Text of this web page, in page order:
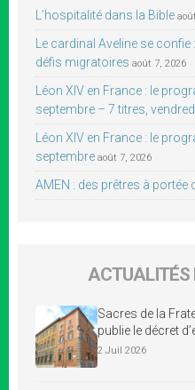
L’hospitalité dans la Bible
Le cardinal Aveline se
défis migratoires août 7, 2026
Léon XIV en France : le
septembre – 7 titres,
Léon XIV en France : le
septembre août 7, 2026
AMEN : des prêtres à portée
ACTUALITÉS
Sacres de la
publie le décret
2 Juil 2026